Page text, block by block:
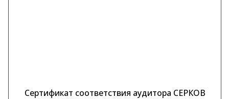
Сертификат соответствия аудитора СЕРКОВ